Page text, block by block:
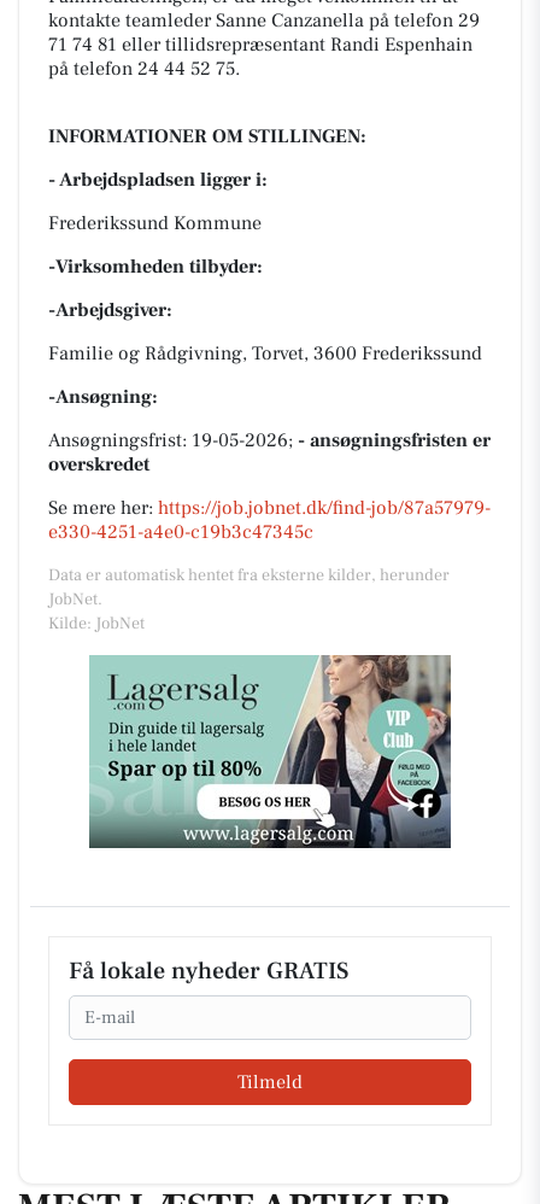
kontakte teamleder Sanne Canzanella på telefon 29
71 74 81 eller tillidsrepræsentant Randi Espenhain
på telefon 24 44 52 75.
INFORMATIONER OM STILLINGEN:
- Arbejdspladsen ligger i:
Frederikssund Kommune
-Virksomheden tilbyder:
-Arbejdsgiver:
Familie og Rådgivning, Torvet, 3600 Frederikssund
-Ansøgning:
Ansøgningsfrist: 19-05-2026; - ansøgningsfristen er
overskredet
Se mere her: https://job.jobnet.dk/find-job/87a57979-
e330-4251-a4e0-c19b3c47345c
Data er automatisk hentet fra eksterne kilder, herunder
JobNet.
Kilde: JobNet
Få lokale nyheder GRATIS
Email
Tilmeld